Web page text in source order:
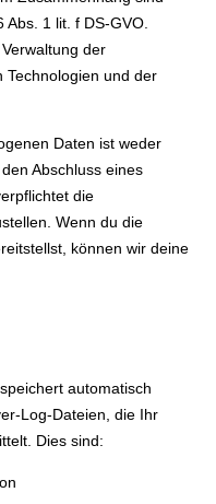
1 lit. f DS-GVO.
der
Technologien und der
Daten ist weder
Abschluss eines
die
Wenn du die
können wir deine
automatisch
Log-Dateien, die Ihr
Dies sind: